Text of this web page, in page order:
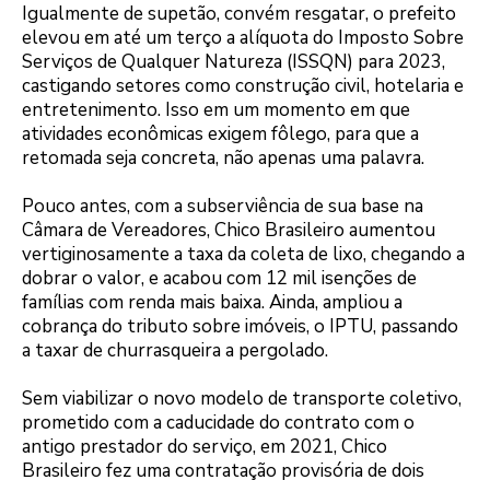
Igualmente de supetão, convém resgatar, o prefeito
elevou em até um terço a alíquota do Imposto Sobre
Serviços de Qualquer Natureza (ISSQN) para 2023,
castigando setores como construção civil, hotelaria e
entretenimento. Isso em um momento em que
atividades econômicas exigem fôlego, para que a
retomada seja concreta, não apenas uma palavra.
Pouco antes, com a subserviência de sua base na
Câmara de Vereadores, Chico Brasileiro aumentou
vertiginosamente a taxa da coleta de lixo, chegando a
dobrar o valor, e acabou com 12 mil isenções de
famílias com renda mais baixa. Ainda, ampliou a
cobrança do tributo sobre imóveis, o IPTU, passando
a taxar de churrasqueira a pergolado.
Sem viabilizar o novo modelo de transporte coletivo,
prometido com a caducidade do contrato com o
antigo prestador do serviço, em 2021, Chico
Brasileiro fez uma contratação provisória de dois